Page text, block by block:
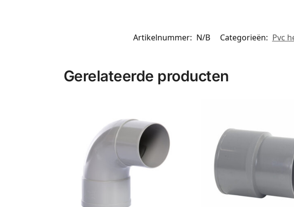
Artikelnummer: N/B Categorieën: Pvc
Gerelateerde producten